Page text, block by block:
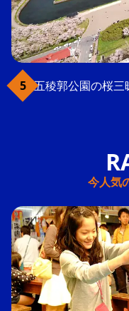
五稜郭公園の桜三
今人気